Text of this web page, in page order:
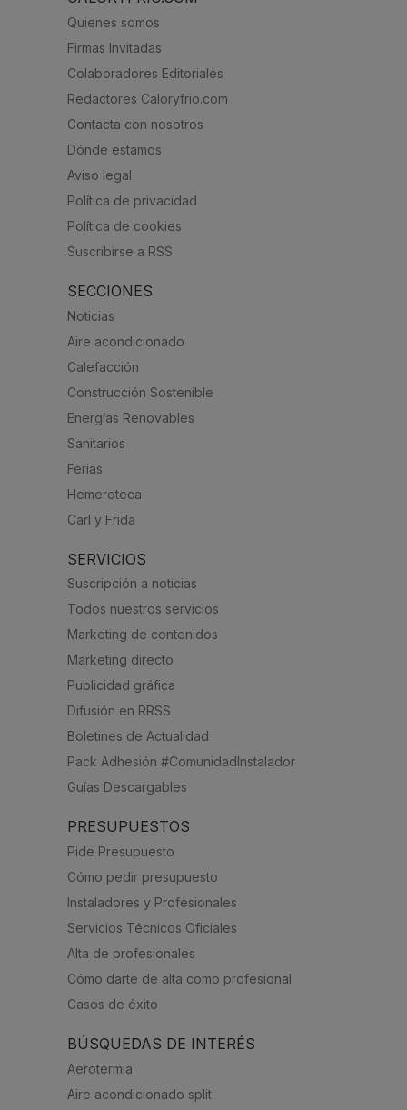
Quienes somos
Firmas Invitadas
Colaboradores Editoriales
Redactores Caloryfrio.com
Contacta con nosotros
Dónde estamos
Aviso legal
Política de privacidad
Política de cookies
Suscribirse a RSS
SECCIONES
Noticias
Aire acondicionado
Calefacción
Construcción Sostenible
Energías Renovables
Sanitarios
Ferias
Hemeroteca
Carl y Frida
SERVICIOS
Suscripción a noticias
Todos nuestros servicios
Marketing de contenidos
Marketing directo
Publicidad gráfica
Difusión en RRSS
Boletines de Actualidad
Pack Adhesión #ComunidadInstalador
Guías Descargables
PRESUPUESTOS
Pide Presupuesto
Cómo pedir presupuesto
Instaladores y Profesionales
Servicios Técnicos Oficiales
Alta de profesionales
Cómo darte de alta como profesional
Casos de éxito
BÚSQUEDAS DE INTERÉS
Aerotermia
Aire acondicionado split